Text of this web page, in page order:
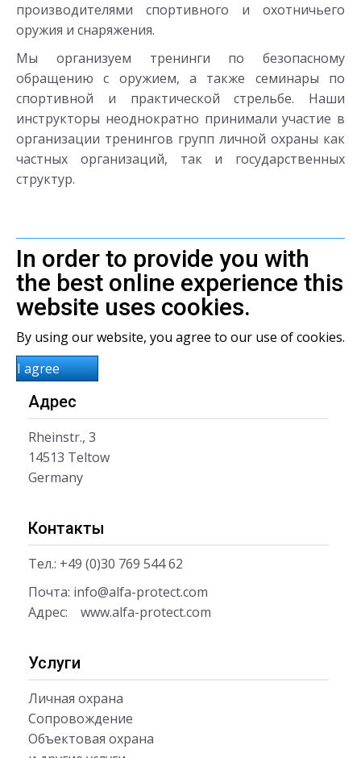
производителями спортивного и охотничьего
оружия и снаряжения.
Мы организуем тренинги по безопасному
обращению с оружием, а также семинары по
спортивной и практической стрельбе. Наши
инструкторы неоднократно принимали участие в
организации тренингов групп личной охраны как
частных организаций, так и государственных
структур.
In order to provide you with
the best online experience this
website uses cookies.
By using our website, you agree to our use of cookies.
I agree
Адрес
Rheinstr., 3
14513 Teltow
Germany
Контакты
Тел.: +49 (0)30 769 544 62
Почта: info@alfa-protect.com
Адрес: www.alfa-protect.com
Услуги
Личная охрана
Сопровождение
Объектовая охрана